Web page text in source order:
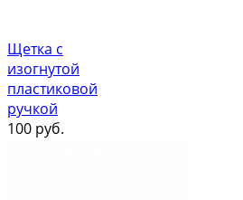
Щетка с
изогнутой
пластиковой
ручкой
100 руб.